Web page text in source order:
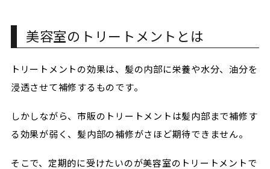
美容室のトリートメントとは
トリートメントの効果は、髪の内部に栄養や水分、油分を
浸透させて補修するものです。
しかしながら、市販のトリートメントは髪内部まで補修す
る効果が弱く、髪内部の補修がさほど期待できません。
そこで、定期的に受けたいのが美容室のトリートメントで